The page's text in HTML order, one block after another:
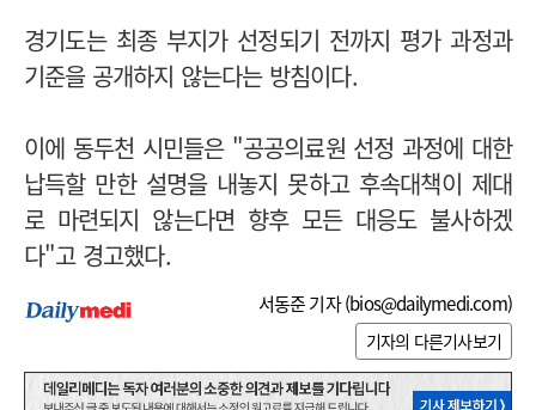
경기도는 최종 부지가 선정되기 전까지 평가 과정과
기준을 공개하지 않는다는 방침이다.
이에 동두천 시민들은 "공공의료원 선정 과정에 대한
납득할 만한 설명을 내놓지 못하고 후속대책이 제대
로 마련되지 않는다면 향후 모든 대응도 불사하겠
다"고 경고했다.
서동준 기자 (bios@dailymedi.com)
기자의 다른기사보기